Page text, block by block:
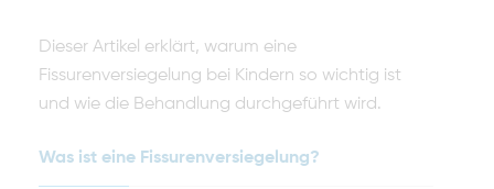
Dieser Artikel erklärt, warum eine
Fissurenversiegelung bei Kindern so wichtig ist
und wie die Behandlung durchgeführt wird.
Was ist eine Fissurenversiegelung?